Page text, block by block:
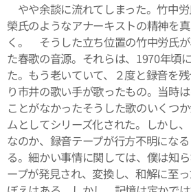
やや余談に流れてしまった。竹中
榮氏のようなアナーキストの精神を
く。 そうした立ち位置の竹中労氏
た春歌の音源。それらは、1970年頃
た。もう老いていて、２度と録音を
り市井の歌い手が歌ったもの。当時
ことがなかったそうした歌のいくつ
ムとしてシリーズ化された。しかし
なのか、録音テープが行方不明にな
る。細かい事情に関しては、僕は知
ープが発見され、変換し、和解に至